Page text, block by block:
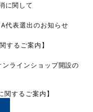
に関して
代表選出のお知らせ
するご案内】
ンラインショップ開設の
関するご案内】